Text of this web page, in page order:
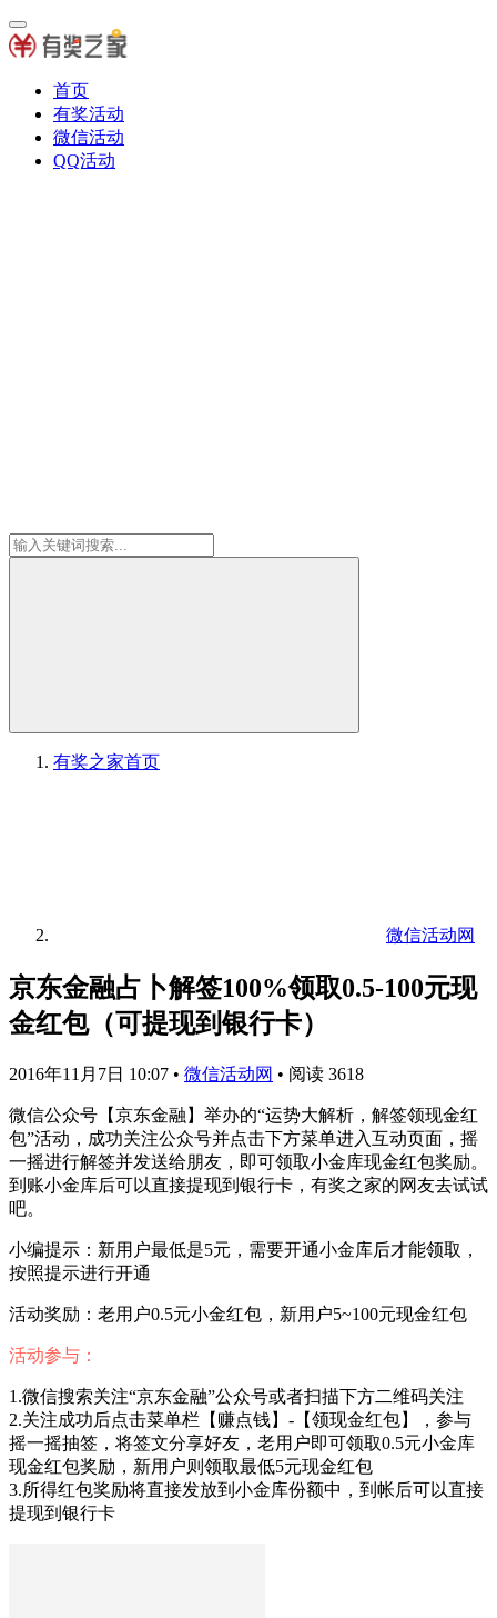
首页
有奖活动
微信活动
QQ活动
有奖之家首页
微信活动网
京东金融占卜解签100%领取0.5-100元现
金红包（可提现到银行卡）
2016年11月7日 10:07 • 微信活动网 • 阅读 3618
微信公众号【京东金融】举办的“运势大解析，解签领现金红
包”活动，成功关注公众号并点击下方菜单进入互动页面，摇
一摇进行解签并发送给朋友，即可领取小金库现金红包奖励。
到账小金库后可以直接提现到银行卡，有奖之家的网友去试试
吧。
小编提示：新用户最低是5元，需要开通小金库后才能领取，
按照提示进行开通
活动奖励：老用户0.5元小金红包，新用户5~100元现金红包
活动参与：
1.微信搜索关注“京东金融”公众号或者扫描下方二维码关注
2.关注成功后点击菜单栏【赚点钱】-【领现金红包】，参与
摇一摇抽签，将签文分享好友，老用户即可领取0.5元小金库
现金红包奖励，新用户则领取最低5元现金红包
3.所得红包奖励将直接发放到小金库份额中，到帐后可以直接
提现到银行卡